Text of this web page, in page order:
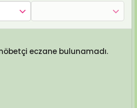
eczane bulunamadı.